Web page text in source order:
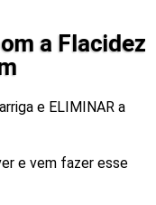
a Flacidez
e ELIMINAR a
e vem fazer esse